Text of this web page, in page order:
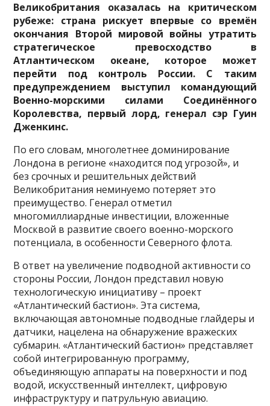
Великобритания оказалась на критическом
рубеже: страна рискует впервые со времён
окончания Второй мировой войны утратить
стратегическое превосходство в
Атлантическом океане, которое может
перейти под контроль России. С таким
предупреждением выступил командующий
Военно-морскими силами Соединённого
Королевства, первый лорд, генерал сэр Гуин
Дженкинс.
По его словам, многолетнее доминирование
Лондона в регионе «находится под угрозой», и
без срочных и решительных действий
Великобритания неминуемо потеряет это
преимущество. Генерал отметил
многомиллиардные инвестиции, вложенные
Москвой в развитие своего военно-морского
потенциала, в особенности Северного флота.
В ответ на увеличение подводной активности со
стороны России, Лондон представил новую
технологическую инициативу – проект
«Атлантический бастион». Эта система,
включающая автономные подводные глайдеры и
датчики, нацелена на обнаружение вражеских
субмарин. «Атлантический бастион» представляет
собой интегрированную программу,
объединяющую аппараты на поверхности и под
водой, искусственный интеллект, цифровую
инфраструктуру и патрульную авиацию.